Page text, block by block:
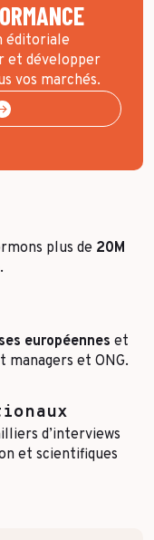
éditoriale
et développer
vos marchés.
plus de 20M
européennes et
managers et ONG.
d’interviews
et scientifiques